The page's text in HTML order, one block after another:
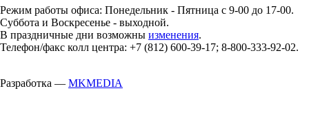
Режим работы офиса: Понедельник - Пятница с 9-00 до 17-00.
Суббота и Воскресенье - выходной.
В праздничные дни возможны изменения.
Телефон/факс колл центра: +7 (812) 600-39-17; 8-800-333-92-02.
Разработка — MKMEDIA